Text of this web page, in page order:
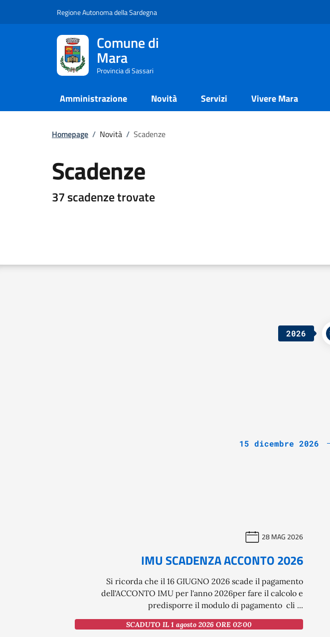
Regione Autonoma della Sardegna
Comune di
Mara
Provincia di Sassari
Amministrazione Novità Servizi Vivere Mara
Homepage / Novità / Scadenze
Scadenze
37 scadenze trovate
2026
15 dicembre 2026
28 MAG 2026
IMU SCADENZA ACCONTO 2026
Si ricorda che il 16 GIUGNO 2026 scade il pagamento
dell'ACCONTO IMU per l'anno 2026per fare il calcolo e
predisporre il modulo di pagamento cli ...
SCADUTO IL 1 agosto 2026 ORE 02:00